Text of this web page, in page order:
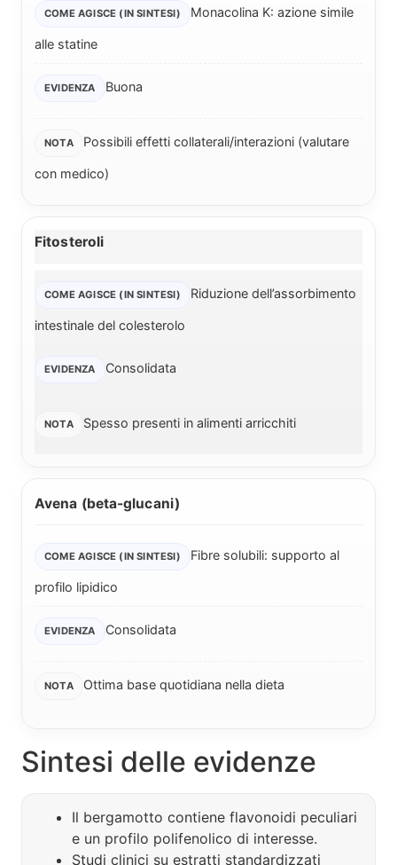
Monacolina K: azione simile
alle statine
Buona
Possibili effetti collaterali/interazioni (valutare
con medico)
Fitosteroli
Riduzione dell’assorbimento
intestinale del colesterolo
Consolidata
Spesso presenti in alimenti arricchiti
Avena (beta-glucani)
Fibre solubili: supporto al
profilo lipidico
Consolidata
Ottima base quotidiana nella dieta
Sintesi delle evidenze
Il bergamotto contiene flavonoidi peculiari
e un profilo polifenolico di interesse.
Studi clinici su estratti standardizzati